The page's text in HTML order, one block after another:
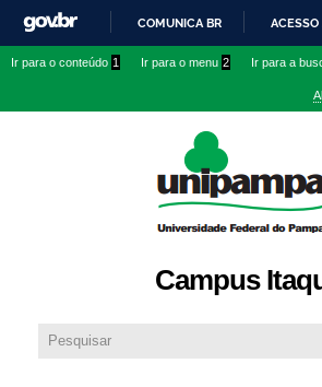
conteúdo
IR
O
COMUNICA BR ACESSO
Ir para o conteúdo 1 Ir para o menu 2 Ir para a
Campus